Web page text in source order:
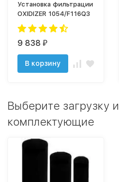
Установка фильтрации
OXIDIZER 1054/F116Q3
9 838 ₽
В корзину
Выберите загрузку и
комплектующие